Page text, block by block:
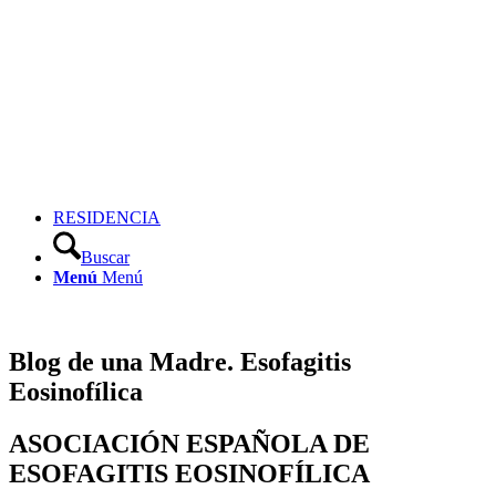
RESIDENCIA
Buscar
Menú Menú
Blog de una Madre. Esofagitis
Eosinofílica
ASOCIACIÓN ESPAÑOLA DE
ESOFAGITIS EOSINOFÍLICA